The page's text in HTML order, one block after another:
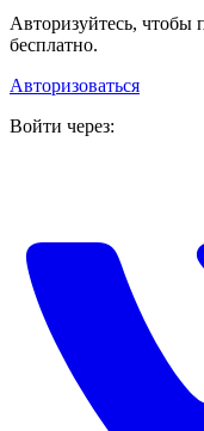
Авторизуйтесь, чтобы
бесплатно.
Авторизоваться
Войти через: